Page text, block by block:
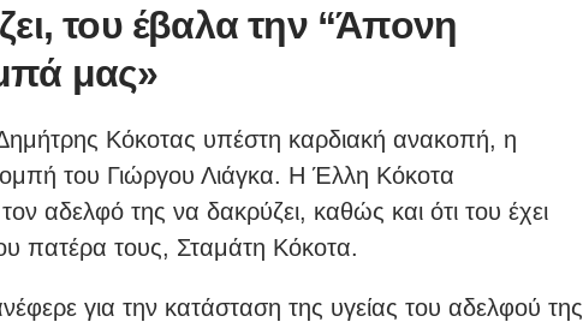
του έβαλα την “Άπονη
μας»
Κόκοτας υπέστη καρδιακή ανακοπή, η
του Γιώργου Λιάγκα. Η Έλλη Κόκοτα
αδελφό της να δακρύζει, καθώς και ότι του έχει
πατέρα τους, Σταμάτη Κόκοτα.
για την κατάσταση της υγείας του αδελφού της